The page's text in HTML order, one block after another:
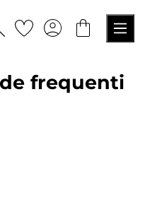
frequenti